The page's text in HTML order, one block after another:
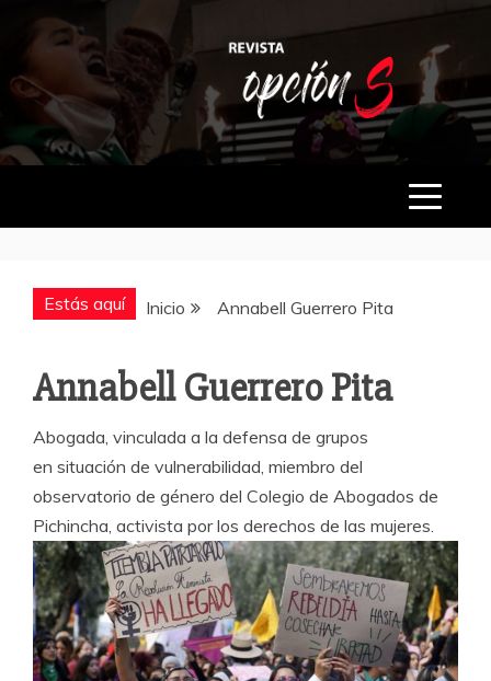
Saltar
contenido
OPCIÓN S
Estás aquí Inicio Annabell Guerrero Pita
Annabell Guerrero Pita
Abogada, vinculada a la defensa de grupos
en situación de vulnerabilidad, miembro del
observatorio de género del Colegio de Abogados de
Pichincha, activista por los derechos de las mujeres.